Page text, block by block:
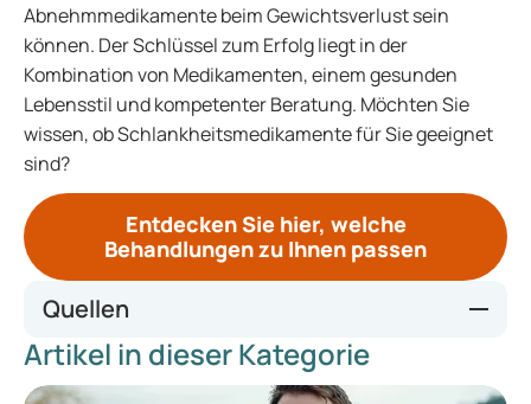
Abnehmmedikamente beim Gewichtsverlust sein
können. Der Schlüssel zum Erfolg liegt in der
Kombination von Medikamenten, einem gesunden
Lebensstil und kompetenter Beratung. Möchten Sie
wissen, ob Schlankheitsmedikamente für Sie geeignet
sind?
Entdecken Sie hier, welche
Behandlungen zu Ihnen passen
Quellen
https://www.health.harvard.edu/blog/weight-loss-that-
works-a-true-story-2017030111218
Artikel in dieser Kategorie